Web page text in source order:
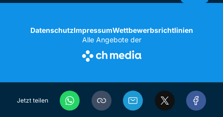
Jetzt teilen
DatenschutzImpressumWettbewerbsrichtlinien
Alle Angebote der